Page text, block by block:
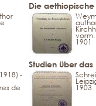
Die
vorm.
1901
-
de
Studien über das
1903